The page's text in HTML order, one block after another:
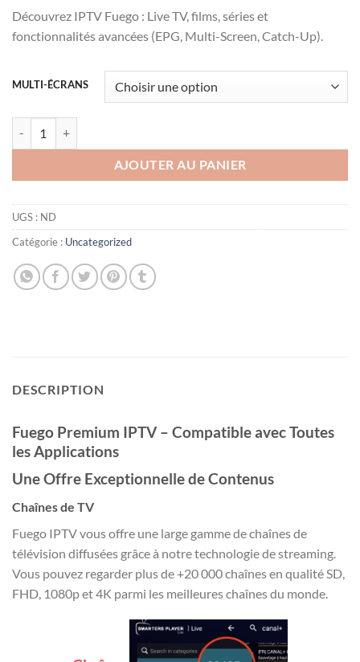
notations
client
prix :
50,00 €
100,00 €
Découvrez IPTV Fuego : Live TV, films, séries et
fonctionnalités avancées (EPG, Multi-Screen, Catch-Up).
MULTI-ÉCRANS
AJOUTER AU PANIER
UGS : ND
Catégorie : Uncategorized
DESCRIPTION
Fuego Premium IPTV – Compatible avec Toutes
les Applications
Une Offre Exceptionnelle de Contenus
Chaînes de TV
Fuego IPTV vous offre une large gamme de chaînes de
télévision diffusées grâce à notre technologie de streaming.
Vous pouvez regarder plus de +20 000 chaînes en qualité SD,
FHD, 1080p et 4K parmi les meilleures chaînes du monde.